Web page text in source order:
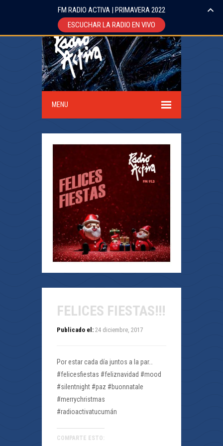
MENU
FELICES FIESTAS!!!
Publicado el: 24 diciembre, 2017
Por estar cada día juntos a la par…
#felicesfiestas #feliznavidad #mood
#silentnight #paz #buonnatale
#merrychristmas
#radioactivatucumán
COMPARTE ESTO:
FM RADIO ACTIVA | PRIMAVERA 2022
ESCUCHAR LA RADIO EN VIVO